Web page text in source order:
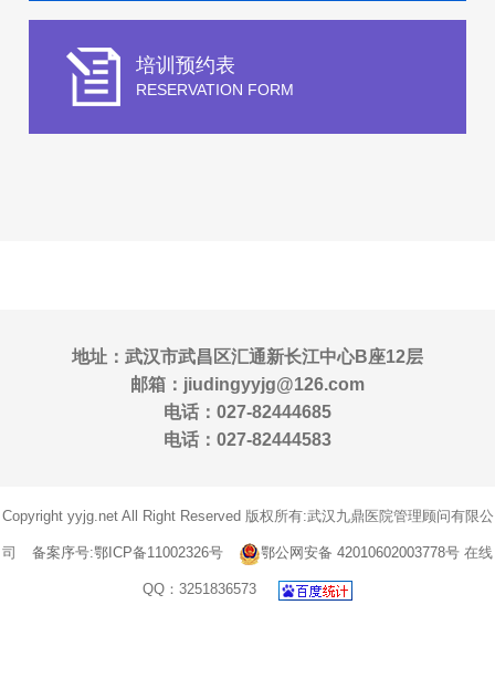
培训预约表
RESERVATION FORM
地址：武汉市武昌区汇通新长江中心B座12层
邮箱：jiudingyyjg@126.com
电话：027-82444685
电话：027-82444583
Copyright yyjg.net All Right Reserved 版权所有:武汉九鼎医院管理顾问有限公
司 备案序号:鄂ICP备11002326号 鄂公网安备 42010602003778号 在线
QQ：3251836573